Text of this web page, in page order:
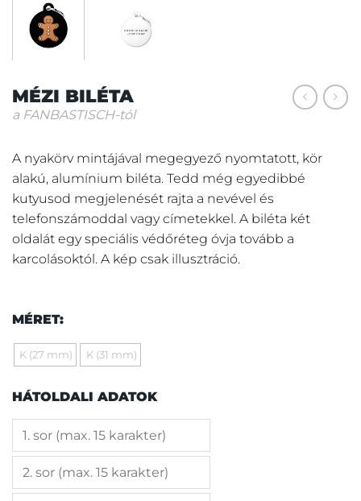
MÉZI BILÉTA
a FANBASTISCH-tól
A nyakörv mintájával megegyező nyomtatott, kör
alakú, alumínium biléta. Tedd még egyedibbé
kutyusod megjelenését rajta a nevével és
telefonszámoddal vagy címetekkel. A biléta két
oldalát egy speciális védőréteg óvja tovább a
karcolásoktól. A kép csak illusztráció.
MÉRET:
K (27 mm) K (31 mm)
HÁTOLDALI ADATOK